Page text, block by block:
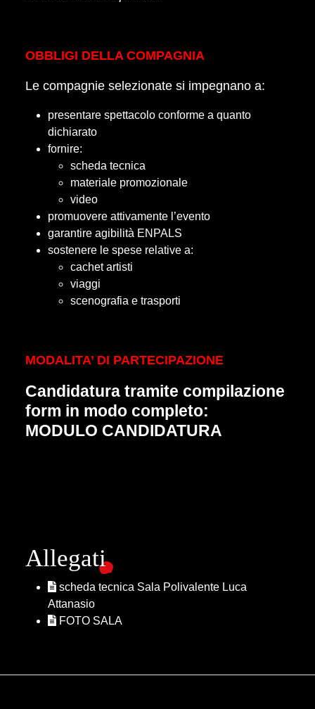
OBBLIGI DELLA COMPAGNIA
Le compagnie selezionate si impegnano a:
presentare spettacolo conforme a quanto
dichiarato
fornire:
scheda tecnica
materiale promozionale
video
promuovere attivamente l’evento
garantire agibilità ENPALS
sostenere le spese relative a:
cachet artisti
viaggi
scenografia e trasporti
MODALITA’ DI PARTECIPAZIONE
Candidatura tramite compilazione
form in modo completo:
MODULO CANDIDATURA
Allegati
scheda tecnica Sala Polivalente Luca
Attanasio
FOTO SALA